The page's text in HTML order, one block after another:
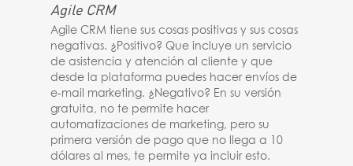
Agile CRM
Agile CRM tiene sus cosas positivas y sus cosas
negativas. ¿Positivo? Que incluye un servicio
de asistencia y atención al cliente y que
desde la plataforma puedes hacer envíos de
e-mail marketing. ¿Negativo? En su versión
gratuita, no te permite hacer
automatizaciones de marketing, pero su
primera versión de pago que no llega a 10
dólares al mes, te permite ya incluir esto.